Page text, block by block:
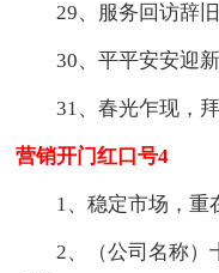
29、服务回访辞
30、平平安安迎
31、春光乍现，
营销开门红口号4
1、稳定市场，重
2、（公司名称）